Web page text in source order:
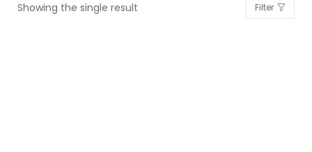
Showing the single result Filter